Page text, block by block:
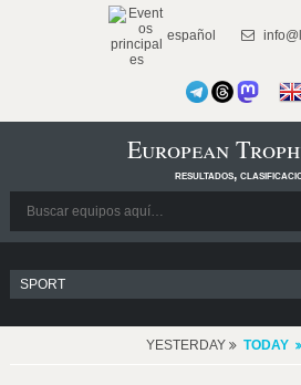
español
European
resultados,
YESTERDAY TODAY